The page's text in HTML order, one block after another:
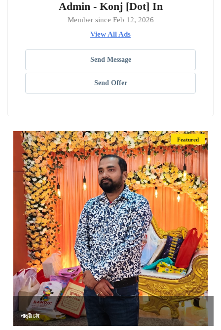
Admin - Konj [Dot] In
Member since Feb 12, 2026
View All Ads
Send Message
Send Offer
Featured
পাত্রী চাই